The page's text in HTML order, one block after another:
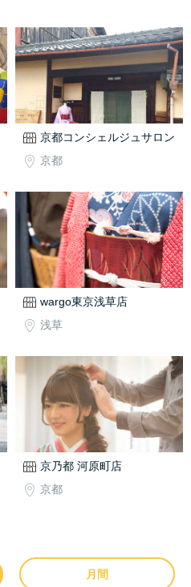
京都コンシェルジュサロン
京都
wargo東京浅草店
浅草
京乃都 河原町店
京都
月間